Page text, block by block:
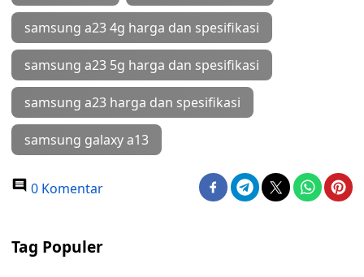
samsung a23 4g harga dan spesifikasi
samsung a23 5g harga dan spesifikasi
samsung a23 harga dan spesifikasi
samsung galaxy a13
0 Komentar
Tag Populer